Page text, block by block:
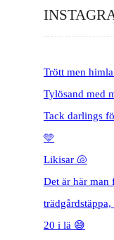
Trött men
Tylösand med
Tack darlings
🩵
Likisar 🐚
Det är här
20 i lä 😅